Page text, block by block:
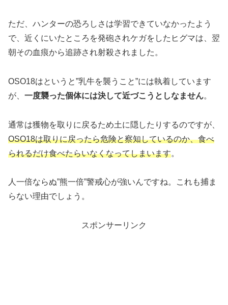
ただ、ハンターの恐ろしさは学習できていなかったよう
で、近くにいたところを発砲されケガをしたヒグマは、翌
朝その血痕から追跡され射殺されました。
OSO18はというと”乳牛を襲うこと”には執着しています
が、 一度襲った個体には決して近づこうとしなません。
通常は獲物を取りに戻るため土に隠したりするのですが、
OSO18は取りに戻ったら危険と察知しているのか、食べ
られるだけ食べたらいなくなってしまいます。
人一倍ならぬ”熊一倍”警戒心が強いんですね。これも捕ま
らない理由でしょう。
スポンサーリンク